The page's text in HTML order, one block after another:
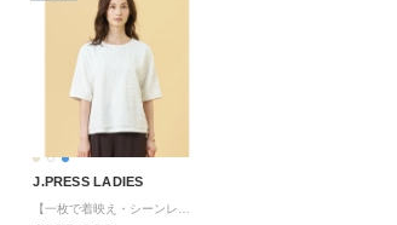
J.PRESS LADIES